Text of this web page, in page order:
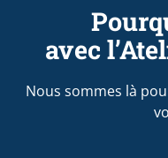
avec
Nous sommes là